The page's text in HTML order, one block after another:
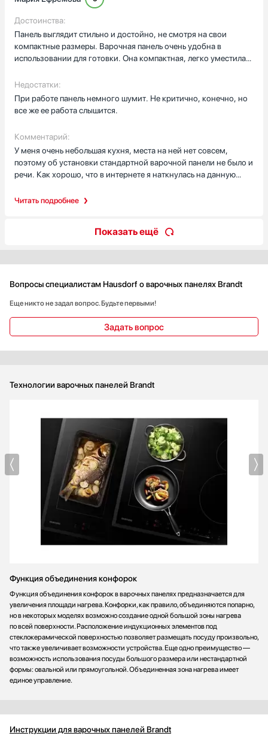
Читать подробнее
Достоинства:
Панель выглядит стильно и достойно, не смотря на свои
компактные размеры. Варочная панель очень удобна в
использовании для готовки. Она компактная, легко уместилась
материалы качественные. Стеклокерамика прочная, не боится
ударов. К тому же управление не сложное, я быстро
приспособилась. Готовлю на ней с большим удовольствием.
Она обслуживает нашу небольшую семью из 3-х человек.
деталей. А что касается скорости нагрева и точности
настройки температуры, тут даже лучше чем с газовой плитой,
надо только привыкнуть. Поверхность отлично выглядит даже
после года эксплуатации, сколов и царапин нет.
Недостатки:
При работе панель немного шумит. Не критично, конечно, но
все же ее работа слышится.
Комментарий:
У меня очень небольшая кухня, места на ней нет совсем,
поэтому об установки стандартной варочной панели не было и
речи. Как хорошо, что в интернете я наткнулась на данную
было моментальным. Она идеальная. Панель очень
претензий нет, работает отлично, управление понятное.
Показать ещё
Вопросы специалистам Hausdorf о варочных панелях Brandt
Еще никто не задал вопрос. Будьте первыми!
Задать вопрос
Технологии варочных панелей Brandt
Функция объединения конфорок
Функция объединения конфорок в варочных панелях предназначается для
увеличения площади нагрева. Конфорки, как правило, объединяются попарно,
но в некоторых моделях возможно создание одной большой зоны нагрева
по всей поверхности. Расположение индукционных элементов под
стеклокерамической поверхностью позволяет размещать посуду произвольно,
что также увеличивает возможности устройства. Еще одно преимущество —
возможность использования посуды большого размера или нестандартной
формы: овальной или прямоугольной. Объединенная зона нагрева имеет
единое управление.
Инструкции для варочных панелей Brandt